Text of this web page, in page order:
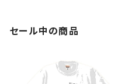
セール中の商品